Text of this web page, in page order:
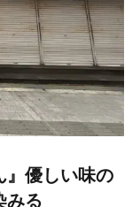
』優しい味の
みる